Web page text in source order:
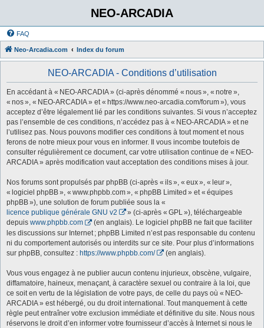
NEO-ARCADIA
FAQ
Neo-Arcadia.com Index du forum
NEO-ARCADIA - Conditions d’utilisation
En accédant à « NEO-ARCADIA » (ci-après dénommé « nous », « notre »,
« nos », « NEO-ARCADIA » et « https://www.neo-arcadia.com/forum »), vous
acceptez d’être légalement lié par les conditions suivantes. Si vous n’acceptez
pas l’ensemble de ces conditions, n’accédez pas à « NEO-ARCADIA » et ne
l’utilisez pas. Nous pouvons modifier ces conditions à tout moment et nous
ferons de notre mieux pour vous en informer. Il vous incombe toutefois de
consulter régulièrement ce document, car votre utilisation continue de « NEO-
ARCADIA » après modification vaut acceptation des conditions mises à jour.
Nos forums sont propulsés par phpBB (ci-après « ils », « eux », « leur »,
« logiciel phpBB », « www.phpbb.com », « phpBB Limited » et « équipes
phpBB »), une solution de forum publiée sous la «
licence publique générale GNU v2
» (ci-après « GPL »), téléchargeable
depuis www.phpbb.com
(en anglais). Le logiciel phpBB ne fait que faciliter
les discussions sur Internet ; phpBB Limited n’est pas responsable du contenu
ni du comportement autorisés ou interdits sur ce site. Pour plus d’informations
sur phpBB, consultez : https://www.phpbb.com/ (en anglais).
Vous vous engagez à ne publier aucun contenu injurieux, obscène, vulgaire,
diffamatoire, haineux, menaçant, à caractère sexuel ou contraire à la loi, que
ce soit en vertu de la législation de votre pays, de celle du pays où « NEO-
ARCADIA » est hébergé, ou du droit international. Tout manquement à cette
règle peut entraîner votre exclusion immédiate et définitive du site. Nous nous
réservons le droit d’en informer votre fournisseur d’accès à Internet si nous le